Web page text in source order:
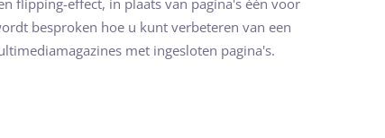
besproken hoe u kunt verbeteren van een
met ingesloten pagina's.